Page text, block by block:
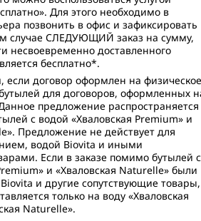
Для этого необходимо в
позвонить в офис и зафиксировать
случае СЛЕДУЮЩИЙ заказ на сумму,
несвоевременно доставленного
бесплатно*.
если договор оформлен на физическое
для договоров, оформленных
предложение распространяется
с водой «Хваловская Premium» и
Предложение не действует для
водой Biovita и иными
Если в заказе помимо бутылей с
и «Хваловская Naturelle» были
и другие сопутствующие товары,
только на воду «Хваловская
Naturelle».